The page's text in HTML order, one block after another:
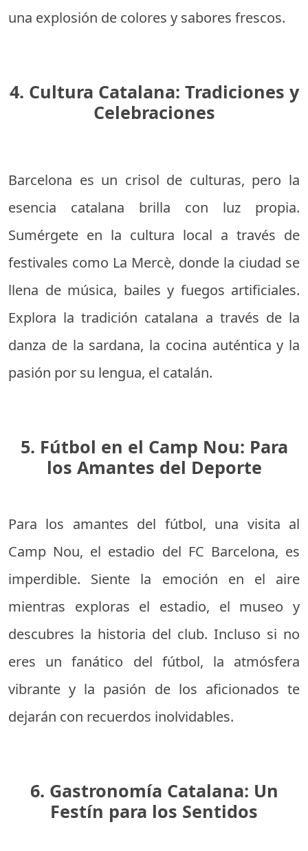
una explosión de colores y sabores frescos.
4. Cultura Catalana: Tradiciones y
Celebraciones
Barcelona es un crisol de culturas, pero la
esencia catalana brilla con luz propia.
Sumérgete en la cultura local a través de
festivales como La Mercè, donde la ciudad se
llena de música, bailes y fuegos artificiales.
Explora la tradición catalana a través de la
danza de la sardana, la cocina auténtica y la
pasión por su lengua, el catalán.
5. Fútbol en el Camp Nou: Para
los Amantes del Deporte
Para los amantes del fútbol, una visita al
Camp Nou, el estadio del FC Barcelona, es
imperdible. Siente la emoción en el aire
mientras exploras el estadio, el museo y
descubres la historia del club. Incluso si no
eres un fanático del fútbol, la atmósfera
vibrante y la pasión de los aficionados te
dejarán con recuerdos inolvidables.
6. Gastronomía Catalana: Un
Festín para los Sentidos